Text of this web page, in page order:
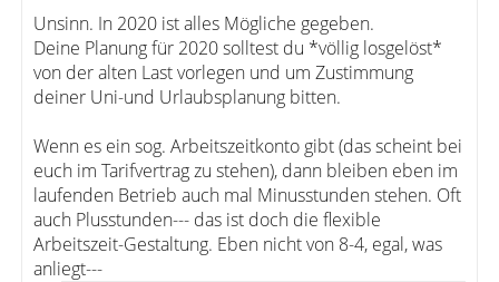
Unsinn. In 2020 ist alles Mögliche gegeben.
Deine Planung für 2020 solltest du *völlig losgelöst*
von der alten Last vorlegen und um Zustimmung
deiner Uni-und Urlaubsplanung bitten.
Wenn es ein sog. Arbeitszeitkonto gibt (das scheint bei
euch im Tarifvertrag zu stehen), dann bleiben eben im
laufenden Betrieb auch mal Minusstunden stehen. Oft
auch Plusstunden--- das ist doch die flexible
Arbeitszeit-Gestaltung. Eben nicht von 8-4, egal, was
anliegt---